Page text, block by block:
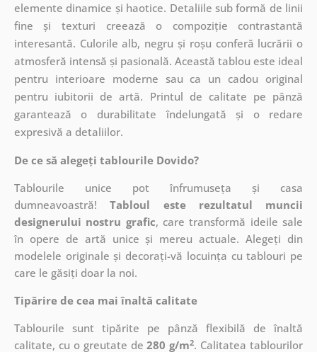
elemente dinamice și haotice. Detaliile sub formă de linii
fine și texturi creează o compoziție contrastantă
interesantă. Culorile alb, negru și roșu conferă lucrării o
atmosferă intensă și pasională. Această tablou este ideal
pentru interioare moderne sau ca un cadou original
pentru iubitorii de artă. Printul de calitate pe pânză
garantează o durabilitate îndelungată și o redare
expresivă a detaliilor.
De ce să alegeți tablourile Dovido?
Tablourile unice pot înfrumuseța și casa
dumneavoastră!Tabloul este rezultatul muncii
designerului nostru grafic, caretransformă ideile sale
în opere de artă unice și mereu actuale. Alegeți din
modelele originale și decorați-vă locuința cu tablouri pe
care le găsiți doar la noi.
Tipărire de cea mai înaltă calitate
Tablourile sunt tipărite pe pânză flexibilă de înaltă
calitate, cu o greutate de280 g/m2. Calitatea tablourilor